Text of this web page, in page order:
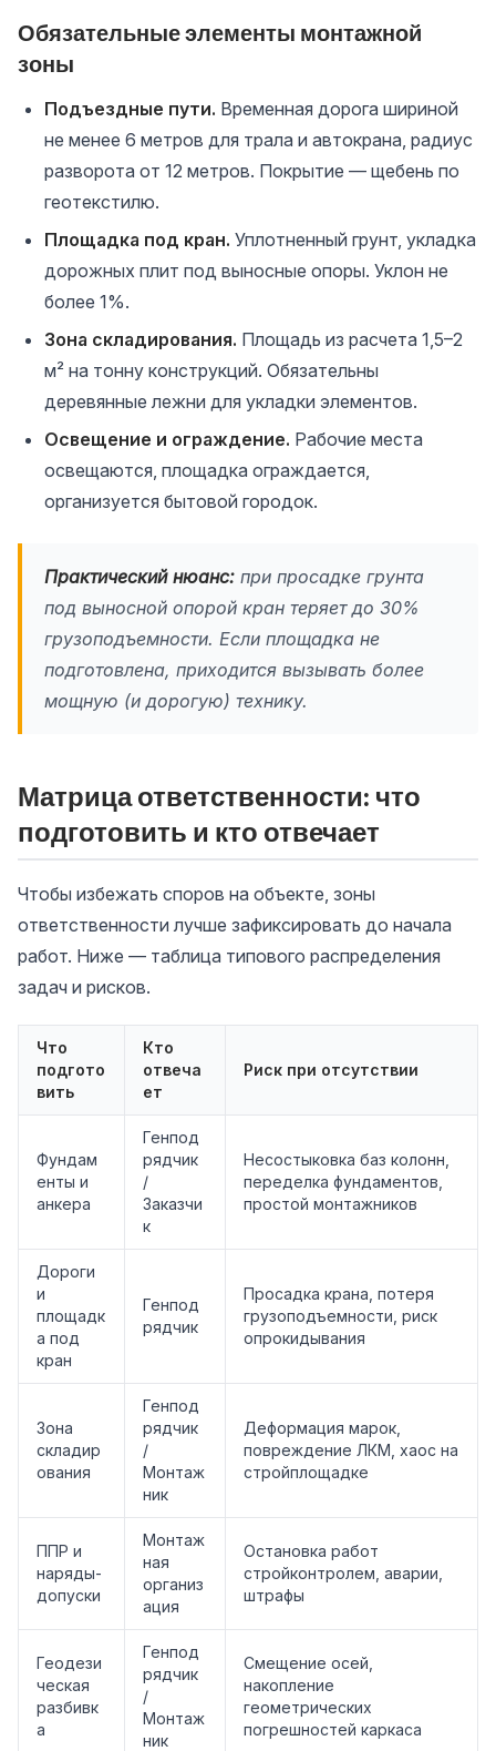
Обязательные элементы монтажной
зоны
Подъездные пути. Временная дорога шириной
не менее 6 метров для трала и автокрана, радиус
разворота от 12 метров. Покрытие — щебень по
геотекстилю.
Площадка под кран. Уплотненный грунт, укладка
дорожных плит под выносные опоры. Уклон не
более 1%.
Зона складирования. Площадь из расчета 1,5–2
м² на тонну конструкций. Обязательны
деревянные лежни для укладки элементов.
Освещение и ограждение. Рабочие места
освещаются, площадка ограждается,
организуется бытовой городок.
Практический нюанс: при просадке грунта
под выносной опорой кран теряет до 30%
грузоподъемности. Если площадка не
подготовлена, приходится вызывать более
мощную (и дорогую) технику.
Матрица ответственности: что
подготовить и кто отвечает
Чтобы избежать споров на объекте, зоны
ответственности лучше зафиксировать до начала
работ. Ниже — таблица типового распределения
задач и рисков.
Что
подгото
вить
Кто
отвеча
ет
Риск при отсутствии
Фундам
енты и
анкера
Генпод
рядчик
/
Заказчи
к
Несостыковка баз колонн,
переделка фундаментов,
простой монтажников
Дороги
и
площадк
а под
кран
Генпод
рядчик
Просадка крана, потеря
грузоподъемности, риск
опрокидывания
Зона
складир
ования
Генпод
рядчик
/
Монтаж
ник
Деформация марок,
повреждение ЛКМ, хаос на
стройплощадке
ППР и
наряды-
допуски
Монтаж
ная
организ
ация
Остановка работ
стройконтролем, аварии,
штрафы
Геодези
ческая
разбивк
а
Генпод
рядчик
/
Монтаж
ник
Смещение осей,
накопление
геометрических
погрешностей каркаса